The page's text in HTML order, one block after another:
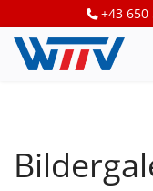
+43 650